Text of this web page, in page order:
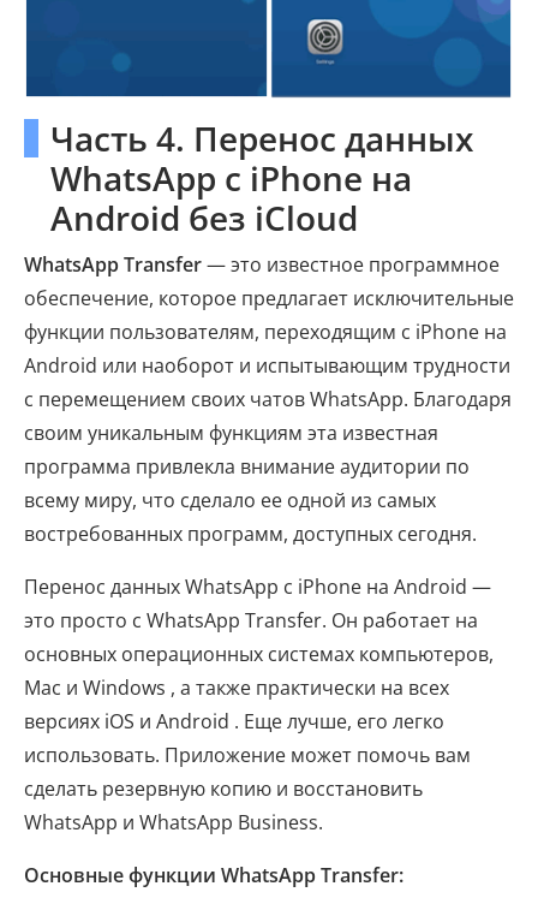
Часть 4. Перенос данных
WhatsApp с iPhone на
Android без iCloud
WhatsApp Transfer— это известное программное
обеспечение, которое предлагает исключительные
функции пользователям, переходящим с iPhone на
Android или наоборот и испытывающим трудности
с перемещением своих чатов WhatsApp. Благодаря
своим уникальным функциям эта известная
программа привлекла внимание аудитории по
всему миру, что сделало ее одной из самых
востребованных программ, доступных сегодня.
Перенос данных WhatsApp с iPhone на Android —
это просто с WhatsApp Transfer. Он работает на
основных операционных системах компьютеров,
Mac и Windows , а также практически на всех
версиях iOS и Android . Еще лучше, его легко
использовать. Приложение может помочь вам
сделать резервную копию и восстановить
WhatsApp и WhatsApp Business.
Основные функции WhatsApp Transfer: